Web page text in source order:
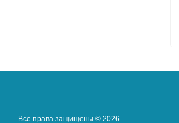
Все права защищены © 2026